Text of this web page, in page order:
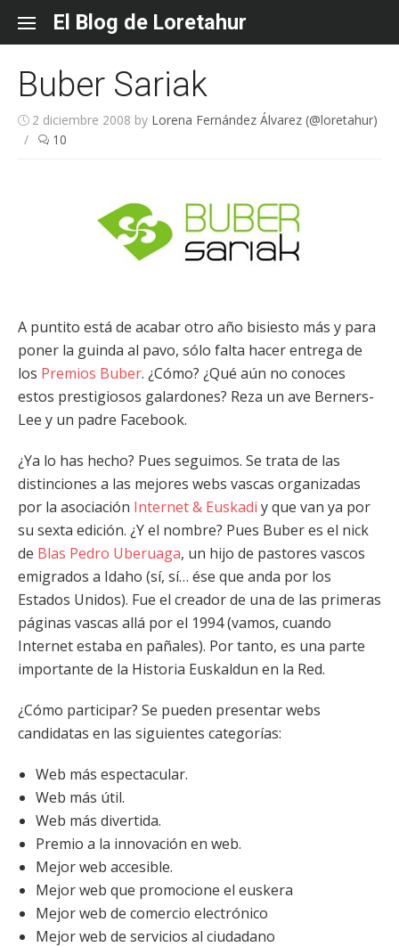
content
El Blog de Loretahur
Buber Sariak
2 diciembre 2008 by Lorena Fernández Álvarez (@loretahur)
/
10
A puntito está de acabar otro año bisiesto más y para
poner la guinda al pavo, sólo falta hacer entrega de
los Premios Buber. ¿Cómo? ¿Qué aún no conoces
estos prestigiosos galardones? Reza un ave Berners-
Lee y un padre Facebook.
¿Ya lo has hecho? Pues seguimos. Se trata de las
distinciones a las mejores webs vascas organizadas
por la asociación Internet & Euskadi y que van ya por
su sexta edición. ¿Y el nombre? Pues Buber es el nick
de Blas Pedro Uberuaga, un hijo de pastores vascos
emigrados a Idaho (sí, sí… ése que anda por los
Estados Unidos). Fue el creador de una de las primeras
páginas vascas allá por el 1994 (vamos, cuando
Internet estaba en pañales). Por tanto, es una parte
importante de la Historia Euskaldun en la Red.
¿Cómo participar? Se pueden presentar webs
candidatas en las siguientes categorías:
Web más espectacular.
Web más útil.
Web más divertida.
Premio a la innovación en web.
Mejor web accesible.
Mejor web que promocione el euskera
Mejor web de comercio electrónico
Mejor web de servicios al ciudadano